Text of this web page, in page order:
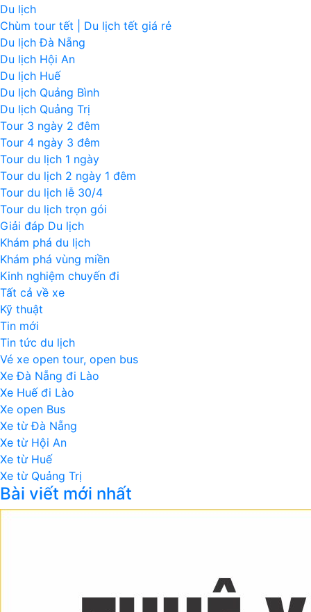
Du lịch
Chùm tour tết | Du lịch tết giá rẻ
Du lịch Đà Nẵng
Du lịch Hội An
Du lịch Huế
Du lịch Quảng Bình
Du lịch Quảng Trị
Tour 3 ngày 2 đêm
Tour 4 ngày 3 đêm
Tour du lịch 1 ngày
Tour du lịch 2 ngày 1 đêm
Tour du lịch lễ 30/4
Tour du lịch trọn gói
Giải đáp Du lịch
Khám phá du lịch
Khám phá vùng miền
Kinh nghiệm chuyến đi
Tất cả về xe
Kỹ thuật
Tin mới
Tin tức du lịch
Vé xe open tour, open bus
Xe Đà Nẵng đi Lào
Xe Huế đi Lào
Xe open Bus
Xe từ Đà Nẵng
Xe từ Hội An
Xe từ Huế
Xe từ Quảng Trị
Bài viết mới nhất